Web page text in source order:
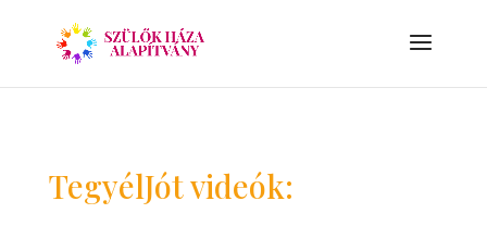
TegyélJót videók: